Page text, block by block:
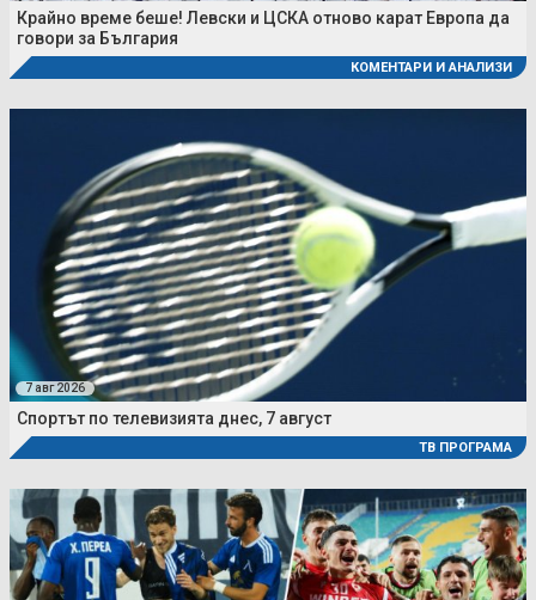
Крайно време беше! Левски и ЦСКА отново карат Европа да
говори за България
КОМЕНТАРИ И АНАЛИЗИ
7 авг 2026
Спортът по телевизията днес, 7 август
ТВ ПРОГРАМА